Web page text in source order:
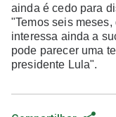
ainda é cedo para
"Temos seis
interessa ainda a
pode parecer uma
presidente Lula".